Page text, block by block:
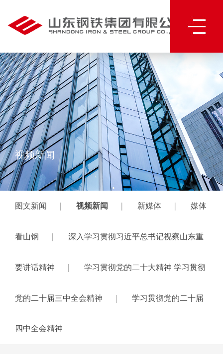
视频新闻
图文新闻 | 视频新闻 | 新媒体 | 媒体
看山钢 | 深入学习贯彻习近平总书记视察山东重
要讲话精神 | 学习贯彻党的二十大精神 学习贯彻
党的二十届三中全会精神 | 学习贯彻党的二十届
四中全会精神